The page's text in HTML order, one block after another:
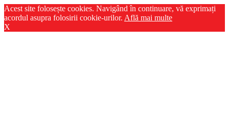
Acest site folosește cookies. Navigând în continuare, vă exprimați
acordul asupra folosirii cookie-urilor. Află mai multe
X